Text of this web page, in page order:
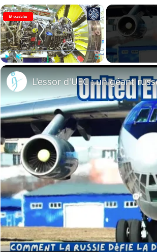
×
Play Unmute Fullscreen
L'essor d'UEC : un géant